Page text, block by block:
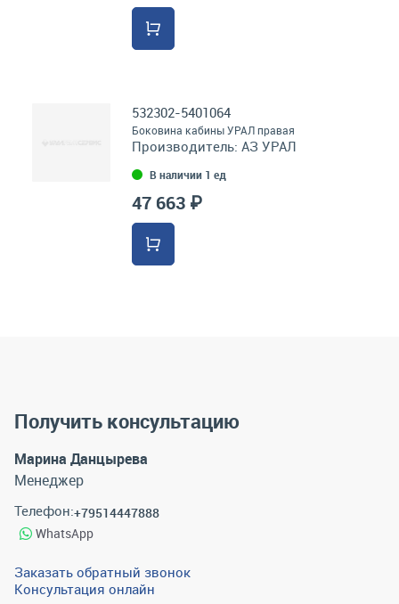
532302-5401064
Боковина кабины УРАЛ правая
Производитель: АЗ УРАЛ
В наличии 1 ед
47 663 ₽
Получить консультацию
Марина Данцырева
Менеджер
Телефон:+79514447888
WhatsApp
Заказать обратный звонок
Консультация онлайн